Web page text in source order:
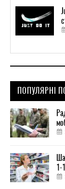
ПОПУЛЯРНІ
1-